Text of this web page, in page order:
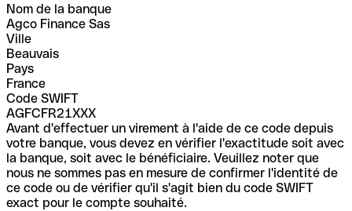
Nom de la banque
Agco Finance Sas
Ville
Beauvais
Pays
France
Code SWIFT
AGFCFR21XXX
Avant d'effectuer un virement à l'aide de ce code depuis
votre banque, vous devez en vérifier l'exactitude soit avec
la banque, soit avec le bénéficiaire. Veuillez noter que
nous ne sommes pas en mesure de confirmer l'identité de
ce code ou de vérifier qu'il s'agit bien du code SWIFT
exact pour le compte souhaité.